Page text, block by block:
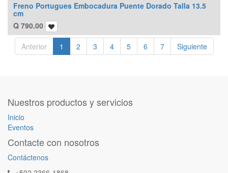
Freno Portugues Embocadura Puente Dorado Talla 13.5
cm
Q 790.00
Anterior 1 2 3 4 5 6 7 Siguiente
Nuestros productos y servicios
Inicio
Eventos
Contacte con nosotros
Contáctenos